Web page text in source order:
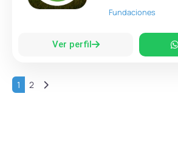
Fundaciones
Ver perfil
1 2 Entradas anteriores